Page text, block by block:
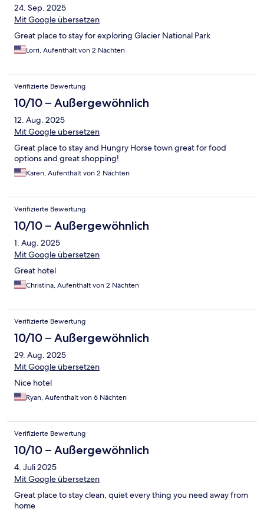
24. Sep. 2025
Mit Google übersetzen
Great place to stay for exploring Glacier National Park
Lorri, Aufenthalt von 2 Nächten
Verifizierte Bewertung
10/10 – Außergewöhnlich
12. Aug. 2025
Mit Google übersetzen
Great place to stay and Hungry Horse town great for food
options and great shopping!
Karen, Aufenthalt von 2 Nächten
Verifizierte Bewertung
10/10 – Außergewöhnlich
1. Aug. 2025
Mit Google übersetzen
Great hotel
Christina, Aufenthalt von 2 Nächten
Verifizierte Bewertung
10/10 – Außergewöhnlich
29. Aug. 2025
Mit Google übersetzen
Nice hotel
Ryan, Aufenthalt von 6 Nächten
Verifizierte Bewertung
10/10 – Außergewöhnlich
4. Juli 2025
Mit Google übersetzen
Great place to stay clean, quiet every thing you need away from
home